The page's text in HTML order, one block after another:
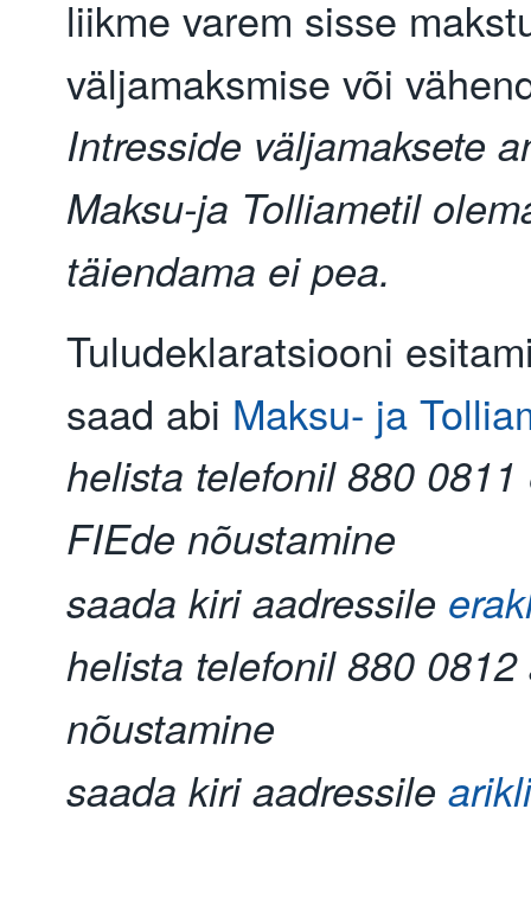
liikme varem sisse
väljamaksmise või
Intresside väljamaksete
Maksu-ja Tolliametil
täiendama ei pea.
Tuludeklaratsiooni
saad abi Maksu- ja
helista telefonil 880
FIEde nõustamine
saada kiri aadressile
helista telefonil 880
nõustamine
saada kiri aadressile